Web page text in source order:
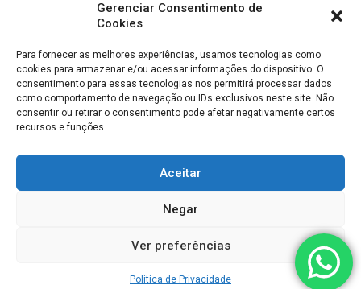
Gerenciar Consentimento de
Cookies
Para fornecer as melhores experiências, usamos tecnologias como
cookies para armazenar e/ou acessar informações do dispositivo. O
consentimento para essas tecnologias nos permitirá processar dados
como comportamento de navegação ou IDs exclusivos neste site. Não
consentir ou retirar o consentimento pode afetar negativamente certos
recursos e funções.
Aceitar
Negar
Ver preferências
Politica de Privacidade
03.238.240/0001-39 -Desenvolvimento e Suporte